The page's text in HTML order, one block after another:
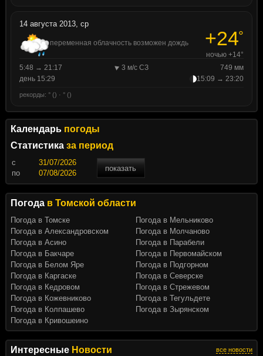
Интересные Новости все новости
14 августа 2013, ср
переменная облачность возможен дождь +24°
ночью +14°
5:48 → 21:17
3 м/с СЗ
749 мм
день 15:29
15:09 → 23:20
рекорды: ° () · ° ()
Календарь погоды
Статистика за период
c
показать
по
Погода в Томской области
Погода в Томске
Погода в Александровском
Погода в Асино
Погода в Бакчаре
Погода в Белом Яре
Погода в Каргаске
Погода в Кедровом
Погода в Кожевниково
Погода в Колпашево
Погода в Кривошеино
Погода в Мельниково
Погода в Молчаново
Погода в Парабели
Погода в Первомайском
Погода в Подгорном
Погода в Северске
Погода в Стрежевом
Погода в Тегульдете
Погода в Зырянском